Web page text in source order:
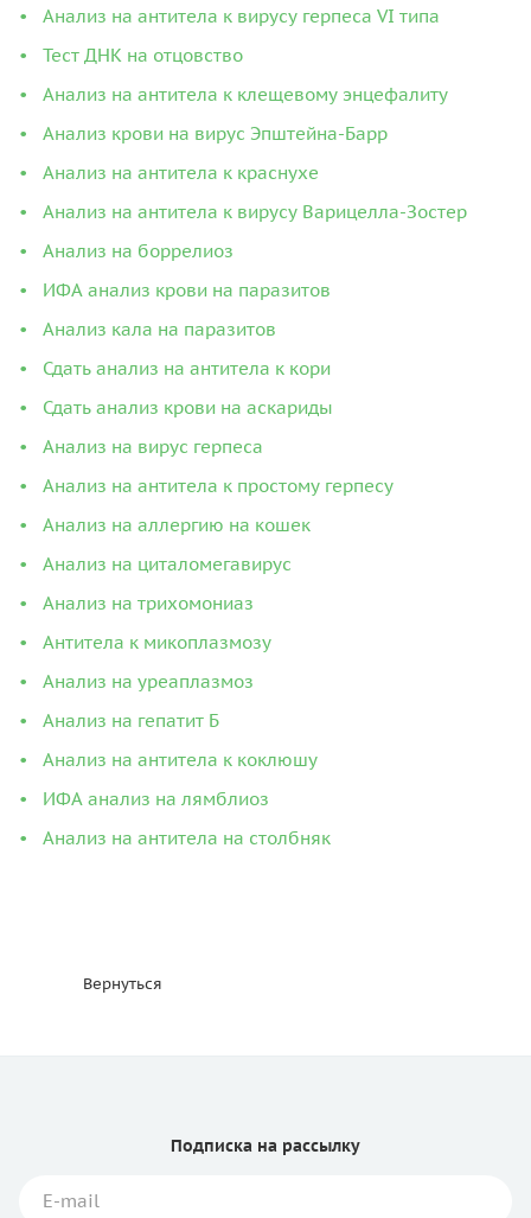
Анализ на антитела к вирусу герпеса VI типа
Тест ДНК на отцовство
Анализ на антитела к клещевому энцефалиту
Анализ крови на вирус Эпштейна-Барр
Анализ на антитела к краснухе
Анализ на антитела к вирусу Варицелла-Зостер
Анализ на боррелиоз
ИФА анализ крови на паразитов
Анализ кала на паразитов
Сдать анализ на антитела к кори
Сдать анализ крови на аскариды
Анализ на вирус герпеса
Анализ на антитела к простому герпесу
Анализ на аллергию на кошек
Анализ на циталомегавирус
Анализ на трихомониаз
Антитела к микоплазмозу
Анализ на уреаплазмоз
Анализ на гепатит Б
Анализ на антитела к коклюшу
ИФА анализ на лямблиоз
Анализ на антитела на столбняк
Вернуться
Подписка на рассылку